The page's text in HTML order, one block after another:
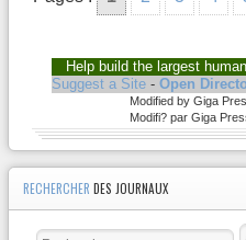
Help build the largest
Suggest a Site- Open
Modified by Giga
Modifi? par Giga
RECHERCHER DES JOURNAUX